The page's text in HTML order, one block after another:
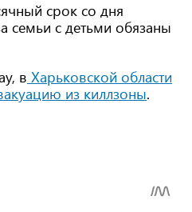
срок со дня
семьи с детьми обязаны
в Харьковской области
из киллзоны.